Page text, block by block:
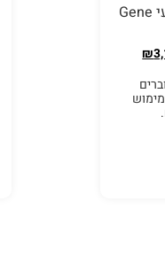
קולה קפה ביתי מקצועי Gene
₪